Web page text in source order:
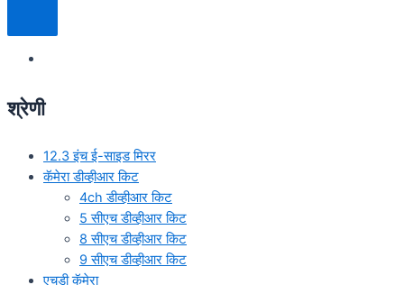
श्रेणी
12.3 इंच ई-साइड मिरर
कॅमेरा डीव्हीआर किट
4ch डीव्हीआर किट
5 सीएच डीव्हीआर किट
8 सीएच डीव्हीआर किट
9 सीएच डीव्हीआर किट
एचडी कॅमेरा